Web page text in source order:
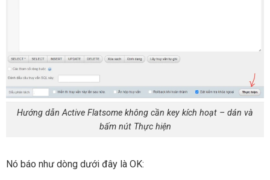
Hướng dẫn Active Flatsome không cần key kích hoạt – dán và
bấm nút Thực hiện
Nó báo như dòng dưới đây là OK: